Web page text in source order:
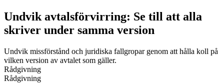
Undvik avtalsförvirring: Se till att alla
skriver under samma version
Undvik missförstånd och juridiska fallgropar genom att hålla koll på
vilken version av avtalet som gäller.
Rådgivning
Rådgivning